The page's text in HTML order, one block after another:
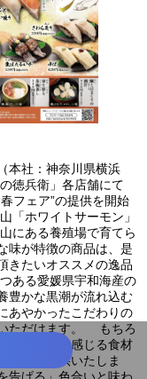
本社：神奈川県横浜
徳兵衛」各店舗にて
フェア”の提供を開始
ホワイトサーモン」
にある養殖場で育てら
味が特徴の商品は、是
きたいオススメの逸品
ある愛媛県宇和海産の
豊かな黒潮が流れ込む
あやかったこだわりの
ただけます。 もちろ
他にも春を感じる食材
ップも提供いたしま